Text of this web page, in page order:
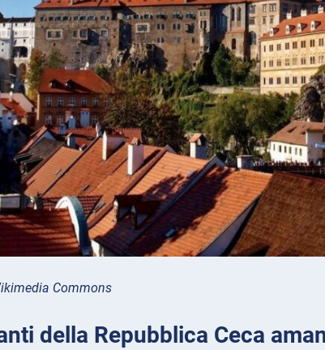
Commons
della Repubblica Ceca